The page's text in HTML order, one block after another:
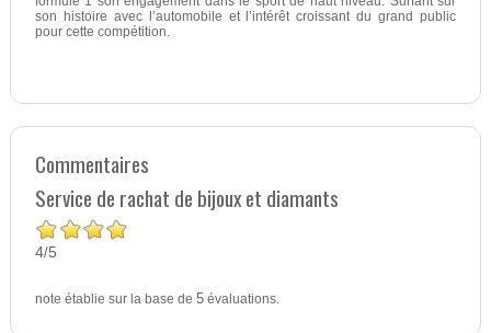
son histoire avec l’automobile et l’intérêt croissant du grand public
pour cette compétition.
Commentaires
Service de rachat de bijoux et diamants
4/5
note établie sur la base de 5évaluations.